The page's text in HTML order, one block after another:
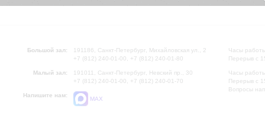
Большой зал:
191186, Санкт-Петербург, Михайловская ул., 2
+7 (812) 240-01-00, +7 (812) 240-01-80
Малый зал:
191011, Санкт-Петербург, Невский пр., 30
+7 (812) 240-01-00, +7 (812) 240-01-70
Напишите нам:
MAX
Часы
Перерыв с
Часы
Перерыв с
Вопросы